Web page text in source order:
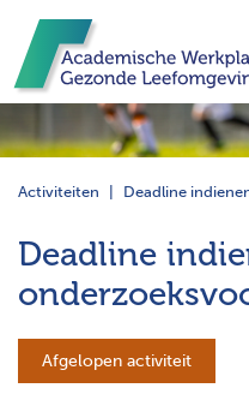
Activiteiten Deadline
Deadline
Afgelopen activiteit